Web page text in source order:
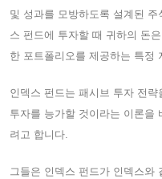
및 성과를 모방하도록 설계된
스 펀드에 투자할 때 귀하의 돈
한 포트폴리오를 제공하는 특정
인덱스 펀드는 패시브 투자 전
투자를 능가할 것이라는 이론을
려고 합니다.
그들은 인덱스 펀드가 인덱스와